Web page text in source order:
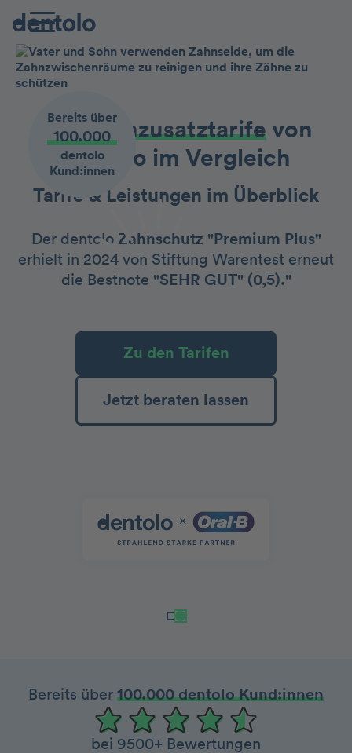
Die Zahnzusatztarifevon
dentolo im Vergleich
Tarife & Leistungen im Überblick
Der dentolo Zahnschutz "Premium Plus"
erhielt in 2024 von Stiftung Warentest erneut
die Bestnote "SEHR GUT" (0,5)."
Bereits über
100.000
dentolo
Kund:innen
Zu den Tarifen
Jetzt beraten lassen
Bereits über 100.000 dentolo Kund:innen
bei 9500+ Bewertungen